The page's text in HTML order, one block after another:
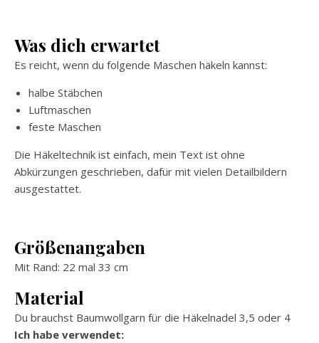
Was dich erwartet
Es reicht, wenn du folgende Maschen häkeln kannst:
halbe Stäbchen
Luftmaschen
feste Maschen
Die Häkeltechnik ist einfach, mein Text ist ohne
Abkürzungen geschrieben, dafür mit vielen Detailbildern
ausgestattet.
Größenangaben
Mit Rand: 22 mal 33 cm
Material
Du brauchst Baumwollgarn für die Häkelnadel 3,5 oder 4
Ich habe verwendet: